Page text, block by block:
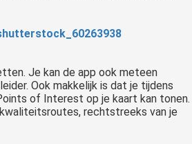
Je kan de app ook meteen
Ook makkelijk is dat je tijdens
of Interest op je kaart kan tonen.
rechtstreeks van je